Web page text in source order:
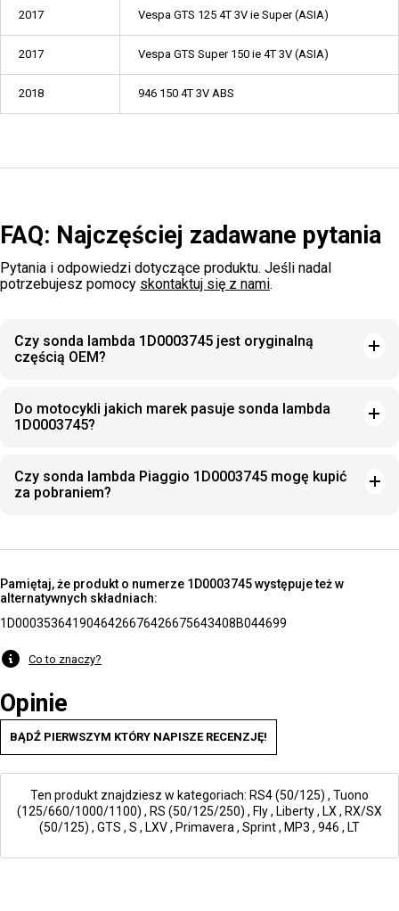
2017 Vespa GTS 125 4T 3V ie Super (ASIA)
2017 Vespa GTS Super 150 ie 4T 3V (ASIA)
2018 946 150 4T 3V ABS
FAQ: Najczęściej zadawane pytania
Pytania i odpowiedzi dotyczące produktu. Jeśli nadal
potrzebujesz pomocy skontaktuj się z nami.
Czy sonda lambda 1D0003745 jest oryginalną
częścią OEM?
Do motocykli jakich marek pasuje sonda lambda
1D0003745?
Czy sonda lambda Piaggio 1D0003745 mogę kupić
za pobraniem?
Pamiętaj, że produkt o numerze 1D0003745 występuje też w
alternatywnych składniach:
1D0003536419046426676426675643408B044699
Co to znaczy?
Opinie
BĄDŹ PIERWSZYM KTÓRY NAPISZE RECENZJĘ!
Ten produkt znajdziesz w kategoriach: RS4 (50/125) , Tuono
(125/660/1000/1100) , RS (50/125/250) , Fly, Liberty, LX , RX/SX
(50/125) , GTS , S , LXV, Primavera , Sprint, MP3 , 946 , LT